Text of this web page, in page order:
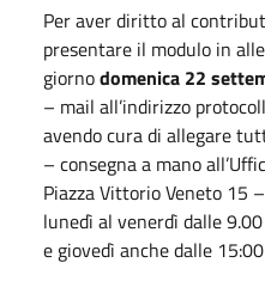
Per aver diritto al
presentare il modulo in
giornodomenica 22
– mail all’indirizzo
avendo cura di allegare
– consegna a mano
Piazza Vittorio Veneto 15
lunedì al venerdì dalle
e giovedì anche dalle